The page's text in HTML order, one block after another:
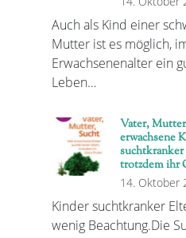
Auch als Kind einer
Mutter ist es möglich,
Erwachsenenalter ein
Leben…
Vater,
erwachsene
trotzdem ihr
14. Oktober
Kinder suchtkranker
wenig Beachtung.Die